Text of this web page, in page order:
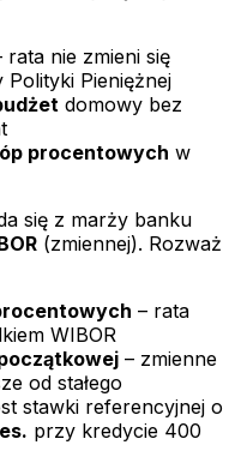
rata nie zmieni się
Polityki Pieniężnej
domowy bez
procentowych w
się z marży banku
(zmiennej). Rozważ
– rata
WIBOR
– zmienne
od stałego
stawki referencyjnej o
przy kredycie 400